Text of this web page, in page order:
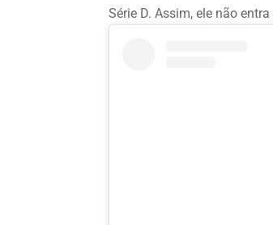
Série D. Assim, ele não